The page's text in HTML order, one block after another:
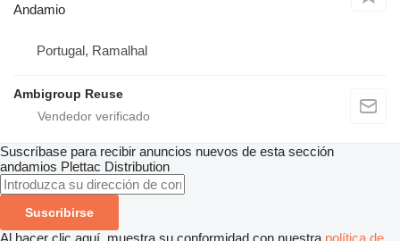
Andamio
Portugal, Ramalhal
Ambigroup Reuse
Suscríbase para recibir anuncios nuevos de esta sección
andamios Plettac Distribution
Suscribirse